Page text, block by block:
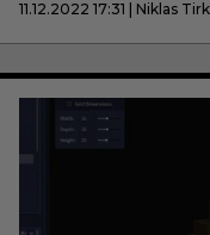
11.12.2022 17:31 | Niklas